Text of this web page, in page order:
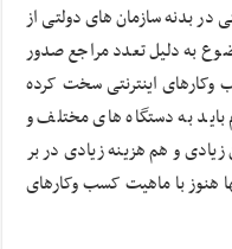
در بدنه سازمان های دولتی از
به دلیل تعدد مراجع صدور
وکارهای اینترنتی سخت کرده
به دستگاه های مختلف و
و هم هزینه زیادی در بر
هنوز با ماهیت کسب وکارهای